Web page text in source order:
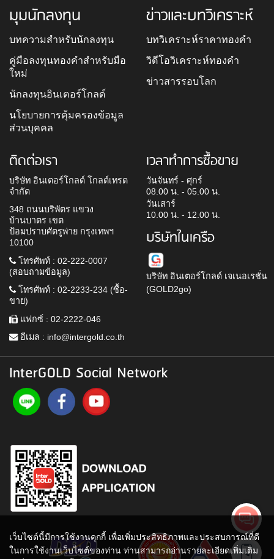
มุมนักลงทุน
บทความสำหรับนักลงทุน
คู่มือลงทุนทองคำสำหรับมือ
ใหม่
นักลงทุนอินเตอร์โกลด์
นโยบายการคุ้มครองข้อมูล
ส่วนบุคคล
ข่าวและบทวิเคราะห์
บทวิเคราะห์ราคาทองคำ
วิดีโอวิเคราะห์ทองคำ
ข่าวสารรอบโลก
ติดต่อเรา
บริษัท อินเตอร์โกลด์ โกลด์เทรด
จำกัด
348 ถนนบริพัตร แขวง
บ้านบาตร เขต
ป้อมปราบศัตรูพ่าย กรุงเทพฯ
10100
โทรศัพท์ : 02-222-0007
(สอบถามข้อมูล)
โทรศัพท์ : 02-2233-234 (ซื้อ-
ขาย)
แฟกซ์ : 02-2222-046
อีเมล : info@intergold.co.th
เวลาทำการซื้อขาย
วันจันทร์ - ศุกร์
08.00 น. - 05.00 น.
วันเสาร์
10.00 น. - 12.00 น.
บริษัทในเครือ
บริษัท อินเตอร์โกลด์ เจเนอเรชั่น
(GOLD2go)
InterGOLD Social Network
เว็บไซต์นี้มีการใช้งานคุกกี้ เพื่อเพิ่มประสิทธิภาพและประสบการณ์ที่ดี
ในการใช้งานเว็บไซต์ของท่าน ท่านสามารถอ่านรายละเอียดเพิ่มเติม